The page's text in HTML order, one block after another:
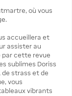
où vous
accueillera et
assister au
par cette revue
sublimes Doriss
de strass et de
vous
vibrants